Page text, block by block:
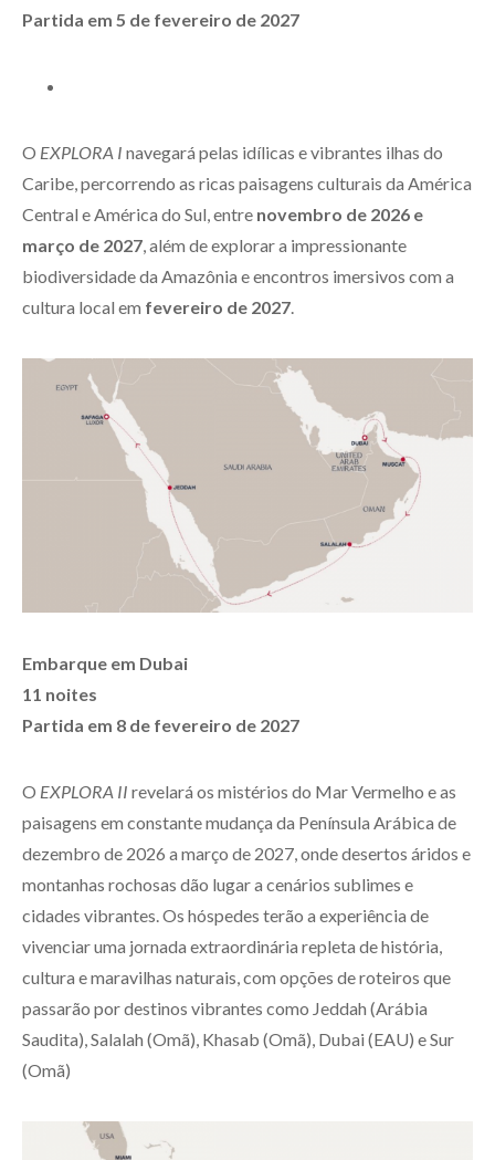
Partida em 5 de fevereiro de 2027
O EXPLORA I navegará pelas idílicas e vibrantes ilhas do
Caribe, percorrendo as ricas paisagens culturais da América
Central e América do Sul, entre novembro de 2026 e
março de 2027, além de explorar a impressionante
biodiversidade da Amazônia e encontros imersivos com a
cultura local em fevereiro de 2027.
Embarque em Dubai
11 noites
Partida em 8 de fevereiro de 2027
O EXPLORA II revelará os mistérios do Mar Vermelho e as
paisagens em constante mudança da Península Arábica de
dezembro de 2026 a março de 2027, onde desertos áridos e
montanhas rochosas dão lugar a cenários sublimes e
cidades vibrantes. Os hóspedes terão a experiência de
vivenciar uma jornada extraordinária repleta de história,
cultura e maravilhas naturais, com opções de roteiros que
passarão por destinos vibrantes como Jeddah (Arábia
Saudita), Salalah (Omã), Khasab (Omã), Dubai (EAU) e Sur
(Omã)